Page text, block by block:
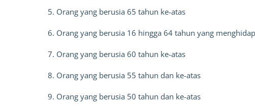
5. Orang yang berusia 65 tahun ke-atas
6. Orang yang berusia 16 hingga 64 tahun yang
7. Orang yang berusia 60 tahun ke-atas
8. Orang yang berusia 55 tahun dan ke-atas
9. Orang yang berusia 50 tahun dan ke-atas